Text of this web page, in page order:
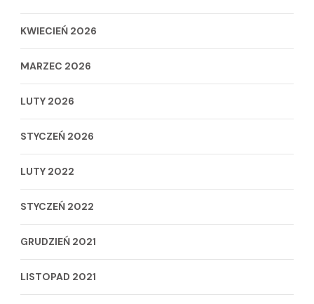
KWIECIEŃ 2026
MARZEC 2026
LUTY 2026
STYCZEŃ 2026
LUTY 2022
STYCZEŃ 2022
GRUDZIEŃ 2021
LISTOPAD 2021